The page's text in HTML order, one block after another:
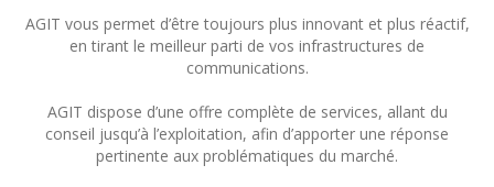
AGIT vous permet d’être toujours plus innovant et plus réactif,
en tirant le meilleur parti de vos infrastructures de
communications.
AGIT dispose d’une offre complète de services, allant du
conseil jusqu’à l’exploitation, afin d’apporter une réponse
pertinente aux problématiques du marché.